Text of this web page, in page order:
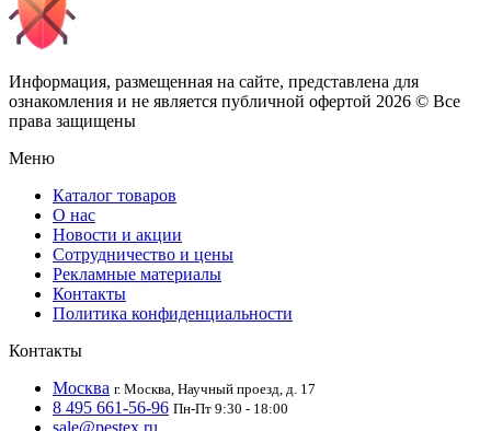
Информация, размещенная на сайте, представлена для
ознакомления и не является публичной офертой 2026 © Все
права защищены
Меню
Каталог товаров
О нас
Новости и акции
Сотрудничество и цены
Рекламные материалы
Контакты
Политика конфиденциальности
Контакты
Москва г. Москва, Научный проезд, д. 17
8 495 661-56-96 Пн-Пт 9:30 - 18:00
sale@pestex.ru